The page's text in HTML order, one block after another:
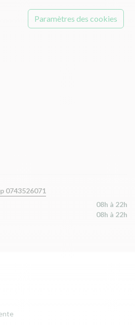
Paramètres des cookies
0743526071
08h à 22h
08h à 22h